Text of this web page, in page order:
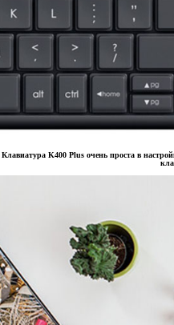
Клавиатура K400 Plus очень проста в